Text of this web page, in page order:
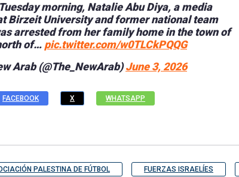
morning, Natalie Abu Diya, a media
Birzeit University and former national team
arrested from her family home in the town of
of… pic.twitter.com/w0TLCkPQQG
Arab (@The_NewArab)June 3, 2026
FACEBOOK X WHATSAPP
PALESTINA DE FÚTBOL FUERZAS ISRAELÍES